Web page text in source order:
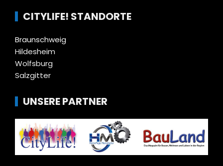
CITYLIFE! STANDORTE
Braunschweig
Hildesheim
Wolfsburg
Salzgitter
UNSERE PARTNER